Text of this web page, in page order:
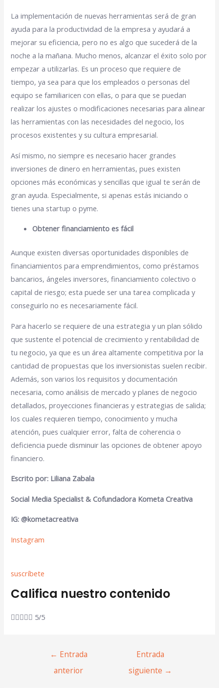
La implementación de nuevas herramientas será de gran
ayuda para la productividad de la empresa y ayudará a
mejorar su eficiencia, pero no es algo que sucederá de la
noche a la mañana. Mucho menos, alcanzar el éxito solo por
empezar a utilizarlas. Es un proceso que requiere de
tiempo, ya sea para que los empleados o personas del
equipo se familiaricen con ellas, o para que se puedan
realizar los ajustes o modificaciones necesarias para alinear
las herramientas con las necesidades del negocio, los
procesos existentes y su cultura empresarial.
Así mismo, no siempre es necesario hacer grandes
inversiones de dinero en herramientas, pues existen
opciones más económicas y sencillas que igual te serán de
gran ayuda. Especialmente, si apenas estás iniciando o
tienes una startup o pyme.
Obtener financiamiento es fácil
Aunque existen diversas oportunidades disponibles de
financiamientos para emprendimientos, como préstamos
bancarios, ángeles inversores, financiamiento colectivo o
capital de riesgo; esta puede ser una tarea complicada y
conseguirlo no es necesariamente fácil.
Para hacerlo se requiere de una estrategia y un plan sólido
que sustente el potencial de crecimiento y rentabilidad de
tu negocio, ya que es un área altamente competitiva por la
cantidad de propuestas que los inversionistas suelen recibir.
Además, son varios los requisitos y documentación
necesaria, como análisis de mercado y planes de negocio
detallados, proyecciones financieras y estrategias de salida;
los cuales requieren tiempo, conocimiento y mucha
atención, pues cualquier error, falta de coherencia o
deficiencia puede disminuir las opciones de obtener apoyo
financiero.
Escrito por: Liliana Zabala
Social Media Specialist &Cofundadora Kometa Creativa
IG: @kometacreativa
Instagram
suscríbete
Califica nuestro contenido
 5/5
← Entrada
anterior
Entrada
siguiente →